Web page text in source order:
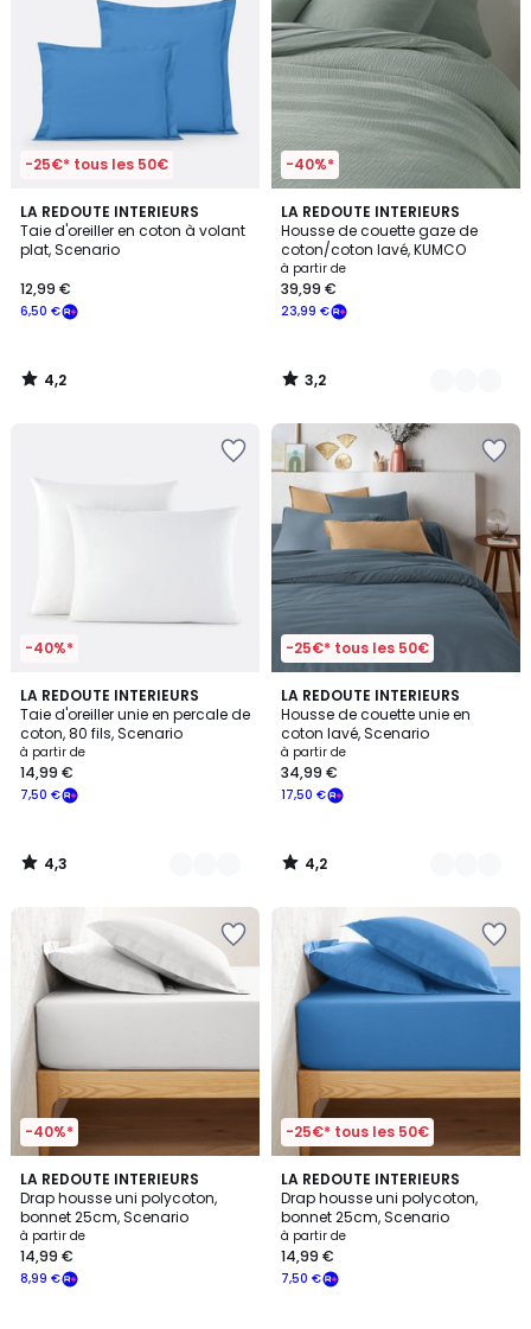
-25€* tous les 50€
LA REDOUTE INTERIEURS
Taie d'oreiller en coton à volant
plat, Scenario
6,50 €
12,99 €
4,2
/ 5
4,2
/
-40%*
LA REDOUTE INTERIEURS
Housse de couette gaze de
coton/coton lavé, KUMCO
à partir de
23,99 €
39,99 €
3,2
/ 5
10
Couleurs
3,2
/
-40%*
LA REDOUTE INTERIEURS
Taie d'oreiller unie en percale de
coton, 80 fils, Scenario
à partir de
7,50 €
14,99 €
4,3
/ 5
19
Couleurs
4,3
/
-25€* tous les 50€
LA REDOUTE INTERIEURS
Housse de couette unie en
coton lavé, Scenario
à partir de
17,50 €
34,99 €
4,2
/ 5
2
Couleurs
4,2
/
-40%*
LA REDOUTE INTERIEURS
Drap housse uni polycoton,
bonnet 25cm, Scenario
à partir de
8,99 €
14,99 €
4,2
/ 5
15
Couleurs
-25€* tous les 50€
LA REDOUTE INTERIEURS
Drap housse uni polycoton,
bonnet 25cm, Scenario
à partir de
7,50 €
14,99 €
4,2
/ 5